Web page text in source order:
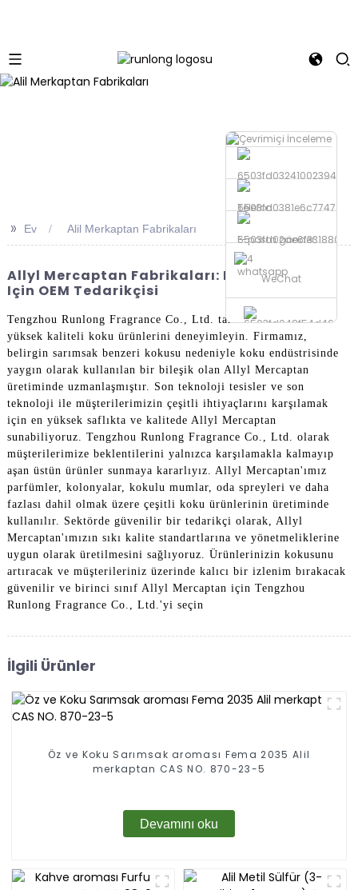
Telefon
E-posta gönder
whatsapp
WeChat
>> Ev Alil Merkaptan Fabrikaları
Allyl Mercaptan Fabrikaları: Kaliteli Üretim
Için OEM Tedarikçisi
Tengzhou Runlong Fragrance Co., Ltd. tarafından sunulan
yüksek kaliteli koku ürünlerini deneyimleyin. Firmamız,
belirgin sarımsak benzeri kokusu nedeniyle koku endüstrisinde
yaygın olarak kullanılan bir bileşik olan Allyl Mercaptan
üretiminde uzmanlaşmıştır. Son teknoloji tesisler ve son
teknoloji ile müşterilerimizin çeşitli ihtiyaçlarını karşılamak
için en yüksek saflıkta ve kalitede Allyl Mercaptan
sunabiliyoruz. Tengzhou Runlong Fragrance Co., Ltd. olarak
müşterilerimize beklentilerini yalnızca karşılamakla kalmayıp
aşan üstün ürünler sunmaya kararlıyız. Allyl Mercaptan'ımız
parfümler, kolonyalar, kokulu mumlar, oda spreyleri ve daha
fazlası dahil olmak üzere çeşitli koku ürünlerinin üretiminde
kullanılır. Sektörde güvenilir bir tedarikçi olarak, Allyl
Mercaptan'ımızın sıkı kalite standartlarına ve yönetmeliklerine
uygun olarak üretilmesini sağlıyoruz. Ürünlerinizin kokusunu
artıracak ve müşterileriniz üzerinde kalıcı bir izlenim bırakacak
güvenilir ve birinci sınıf Allyl Mercaptan için Tengzhou
Runlong Fragrance Co., Ltd.'yi seçin
İlgili Ürünler
Öz ve Koku Sarımsak aroması Fema 2035 Alil
merkaptan CAS NO. 870-23-5
Devamını oku